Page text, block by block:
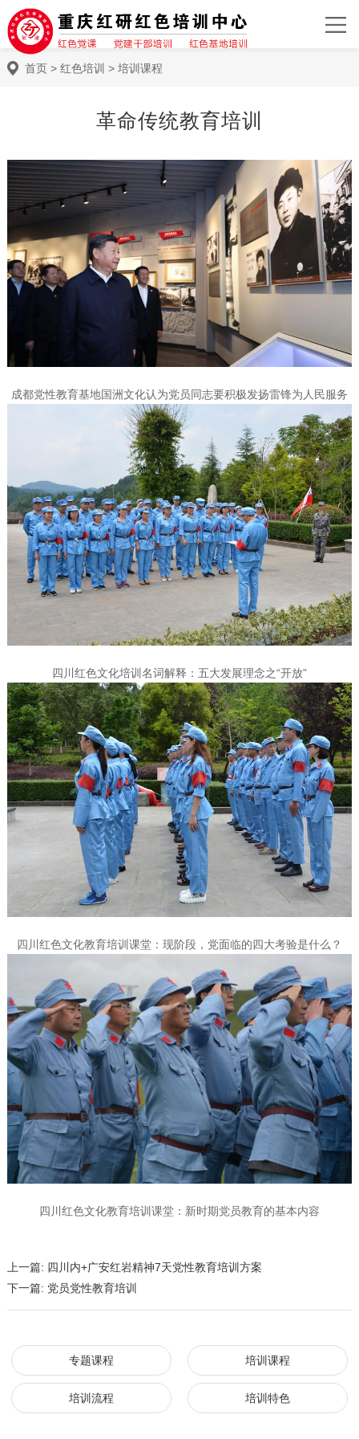
首页> 红色培训 > 培训课程
革命传统教育培训
成都党性教育基地国洲文化认为党员同志要积极发扬雷锋为人民服务
四川红色文化培训名词解释：五大发展理念之“开放”
四川红色文化教育培训课堂：现阶段，党面临的四大考验是什么？
四川红色文化教育培训课堂：新时期党员教育的基本内容
上一篇: 四川内+广安红岩精神7天党性教育培训方案
下一篇: 党员党性教育培训
专题课程 培训课程
培训流程 培训特色